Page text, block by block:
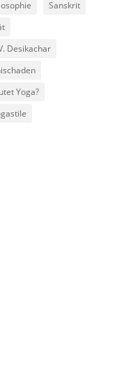
Sanskrit
Desikachar
Yoga?